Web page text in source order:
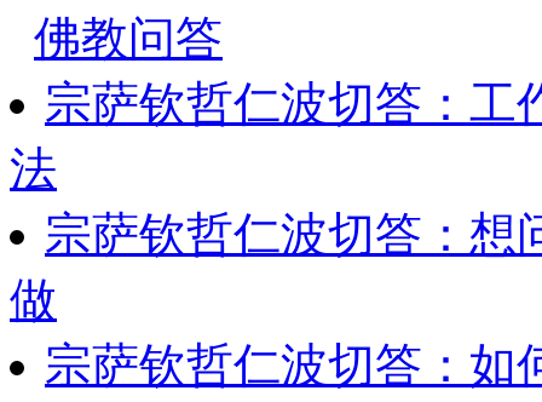
佛教问答
宗萨钦哲仁波切答：工
法
宗萨钦哲仁波切答：想
做
宗萨钦哲仁波切答：如